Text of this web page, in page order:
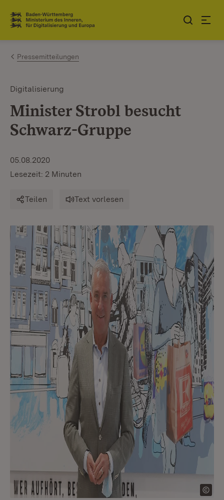
Zum Inhalt springen
Link zur Startseite
Pressemitteilungen
Digitalisierung
Minister Strobl besucht
Schwarz-Gruppe
05.08.2020
Lesezeit: 2 Minuten
Teilen Text vorlesen